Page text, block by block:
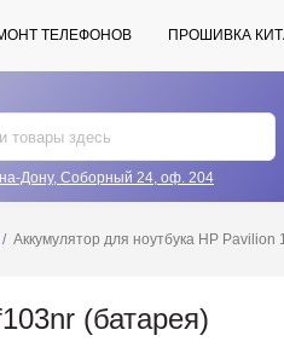
ТЕЛЕФОНОВ ПРОШИВКА
на-Дону, Соборный 24, оф. 204
Аккумулятор для ноутбука HP Pavilion
(батарея)